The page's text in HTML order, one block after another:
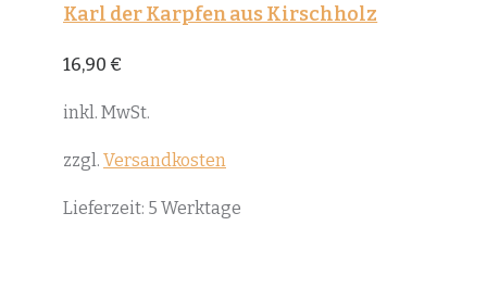
Karl der Karpfen aus Kirschholz
16,90 €
inkl. MwSt.
zzgl. Versandkosten
Lieferzeit: 5 Werktage